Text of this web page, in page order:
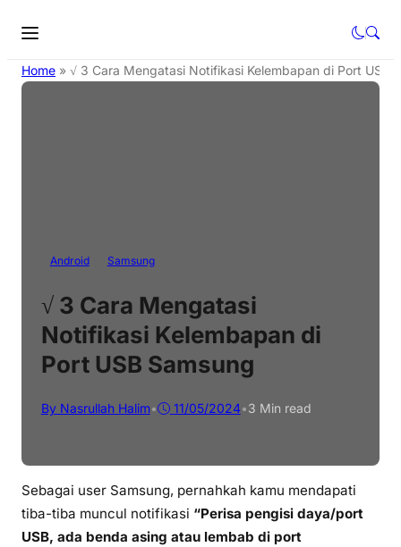
Home » √ 3 Cara Mengatasi Notifikasi Kelembapan di Port USB
Android Samsung
√ 3 Cara Mengatasi
Notifikasi Kelembapan di
Port USB Samsung
By Nasrullah Halim• 11/05/2024•3 Min read
Sebagai user Samsung, pernahkah kamu mendapati
tiba-tiba muncul notifikasi “Perisa pengisi daya/port
USB, ada benda asing atau lembab di port